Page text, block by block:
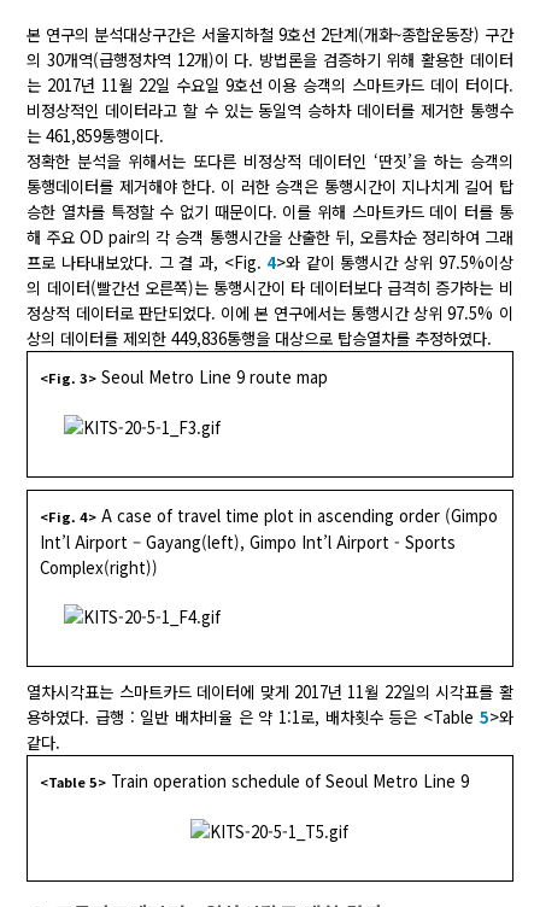
본 연구의 분석대상구간은 서울지하철 9호선 2단계(개화~종합운동장) 구간
의 30개역(급행정차역 12개)이 다. 방법론을 검증하기 위해 활용한 데이터
는 2017년 11월 22일 수요일 9호선 이용 승객의 스마트카드 데이 터이다.
비정상적인 데이터라고 할 수 있는 동일역 승하차 데이터를 제거한 통행수
는 461,859통행이다.
정확한 분석을 위해서는 또다른 비정상적 데이터인 ‘딴짓’을 하는 승객의
통행데이터를 제거해야 한다. 이 러한 승객은 통행시간이 지나치게 길어 탑
승한 열차를 특정할 수 없기 때문이다. 이를 위해 스마트카드 데이 터를 통
해 주요 OD pair의 각 승객 통행시간을 산출한 뒤, 오름차순 정리하여 그래
프로 나타내보았다. 그 결 과, <Fig. 4>와 같이 통행시간 상위 97.5%이상
의 데이터(빨간선 오른쪽)는 통행시간이 타 데이터보다 급격히 증가하는 비
정상적 데이터로 판단되었다. 이에 본 연구에서는 통행시간 상위 97.5% 이
상의 데이터를 제외한 449,836통행을 대상으로 탑승열차를 추정하였다.
<Fig. 3> Seoul Metro Line 9 route map
<Fig. 4> A case of travel time plot in ascending order (Gimpo
Int’l Airport – Gayang(left), Gimpo Int’l Airport - Sports
Complex(right))
열차시각표는 스마트카드 데이터에 맞게 2017년 11월 22일의 시각표를 활
용하였다. 급행 : 일반 배차비율 은 약 1:1로, 배차횟수 등은 <Table 5>와
같다.
<Table 5> Train operation schedule of Seoul Metro Line 9